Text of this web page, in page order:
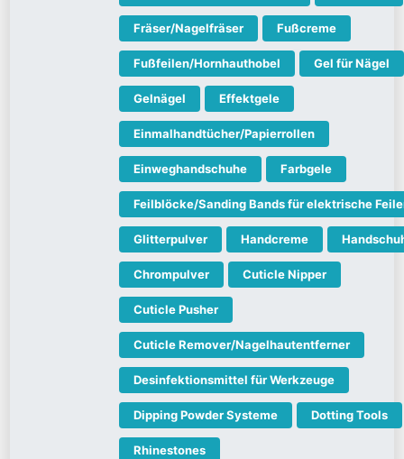
Fräser/Nagelfräser Fußcreme
Fußfeilen/Hornhauthobel Gel für Nägel
Gelnägel Effektgele
Einmalhandtücher/Papierrollen
Einweghandschuhe Farbgele
Feilblöcke/Sanding Bands für elektrische
Glitterpulver Handcreme
Chrompulver Cuticle Nipper
Cuticle Pusher
Cuticle Remover/Nagelhautentferner
Desinfektionsmittel für Werkzeuge
Dipping Powder Systeme Dotting Tools
Rhinestones